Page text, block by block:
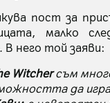
пост за
малко
. В него той заяви:
Witcherсъм
да